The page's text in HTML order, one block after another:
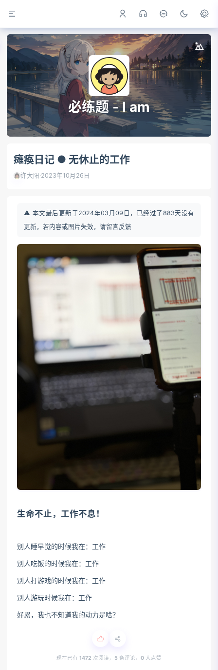
必练题 - I am
瘫痪日记 ● 无休止的工作
许大阳 ·2023年10月26日
⚠️ 本文最后更新于2024年03月09日，已经过了883天没有
更新，若内容或图片失效，请留言反馈
生命不止，工作不息！
别人睡早觉的时候我在：工作
别人吃饭的时候我在：工作
别人打游戏的时候我在：工作
别人游玩时候我在：工作
好累，我也不知道我的动力是啥？
现在已有 1472 次阅读， 5 条评论， 0 人点赞